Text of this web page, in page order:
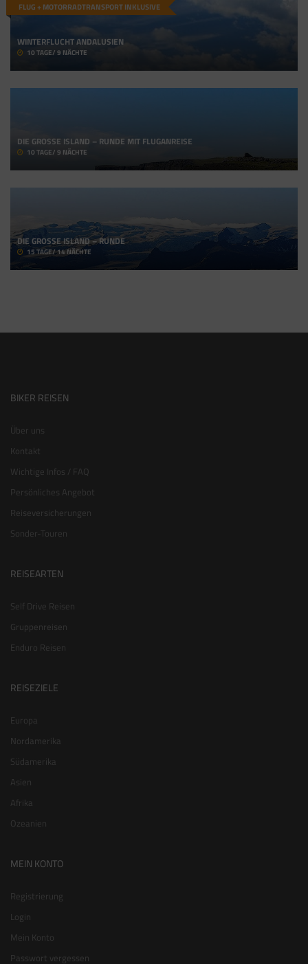
FLUG + MOTORRADTRANSPORT INKLUSIVE
WINTERFLUCHT ANDALUSIEN
10 TAGE/ 9 NÄCHTE
DIE GROSSE ISLAND – RUNDE MIT FLUGANREISE
10 TAGE/ 9 NÄCHTE
DIE GROSSE ISLAND – RUNDE
15 TAGE/ 14 NÄCHTE
BIKER REISEN
Über uns
Kontakt
Wichtige Infos / FAQ
Persönliches Angebot
Reiseversicherungen
Sonder-Touren
REISEARTEN
Self Drive Reisen
Gruppenreisen
Enduro Reisen
REISEZIELE
Europa
Nordamerika
Südamerika
Asien
Afrika
Ozeanien
MEIN KONTO
Registrierung
Login
Mein Konto
Passwort vergessen